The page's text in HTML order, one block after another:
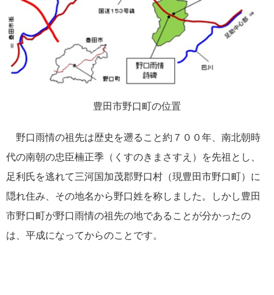
豊田市野口町の位置
野口雨情の祖先は歴史を遡ること約７００年、南北朝時
代の南朝の忠臣楠正季（くすのきまさすえ）を先祖とし、
足利氏を逃れて三河国加茂郡野口村（現豊田市野口町）に
隠れ住み、その地名から野口姓を称しました。しかし豊田
市野口町が野口雨情の祖先の地であることが分かったの
は、平成になってからのことです。